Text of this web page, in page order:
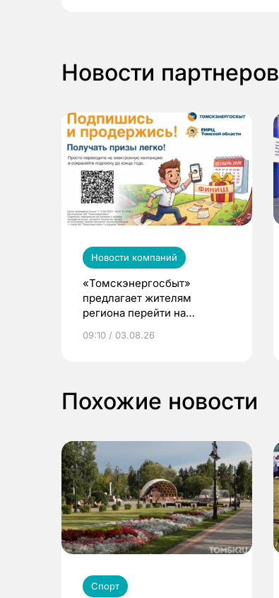
Новости партнеров
Новости компаний
«Томскэнергосбыт»
предлагает жителям
региона перейти на
выиграть призы
09:10 / 03.08.26
Похожие новости
Спорт